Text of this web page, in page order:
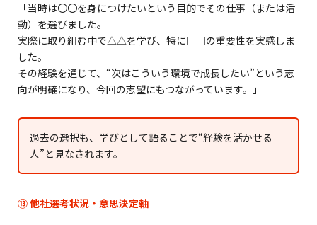
「当時は〇〇を身につけたいという目的でその仕事（または活
動）を選びました。
実際に取り組む中で△△を学び、特に□□の重要性を実感しま
した。
その経験を通じて、“次はこういう環境で成長したい”という志
向が明確になり、今回の志望にもつながっています。」
過去の選択も、学びとして語ることで“経験を活かせる
人”と見なされます。
⑬ 他社選考状況・意思決定軸